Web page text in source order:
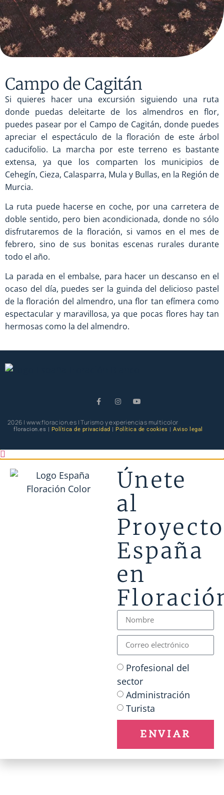
Campo de Cagitán
Si quieres hacer una excursión siguiendo una ruta
donde puedas deleitarte de los almendros en flor,
puedes pasear por el Campo de Cagitán, donde puedes
apreciar el espectáculo de la floración de este árbol
caducifolio. La marcha por este terreno es bastante
extensa, ya que los comparten los municipios de
Cehegín, Cieza, Calasparra, Mula y Bullas, en la Región de
Murcia.
La ruta puede hacerse en coche, por una carretera de
doble sentido, pero bien acondicionada, donde no sólo
disfrutaremos de la floración, si vamos en el mes de
febrero, sino de sus bonitas escenas rurales durante
todo el año.
La parada en el embalse, para hacer un descanso en el
ocaso del día, puedes ser la guinda del delicioso pastel
de la floración del almendro, una flor tan efímera como
espectacular y maravillosa, ya que pocas flores hay tan
hermosas como la del almendro.
2026 | www.floracion.es | Turismo y experiencias multicolor
floracion.es | Política de privacidad | Política de cookies |Aviso legal
Únete
al
Proyecto
España
en
Profesional del
sector
Administración
Turista
ENVIAR